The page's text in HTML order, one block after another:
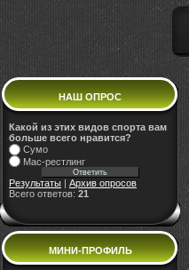
НАШ ОПРОС
Какой из этих видов спорта вам
больше всего нравится?
Сумо
Мас-рестлинг
Результаты
Архив опросов
Всего ответов: 21
МИНИ-ПРОФИЛЬ